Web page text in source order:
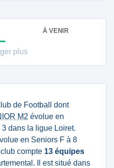
À VENIR
plus
de Football dont
M2 évolue en
dans la ligue Loiret.
en Seniors F à 8
compte 13 équipes
Il est situé dans